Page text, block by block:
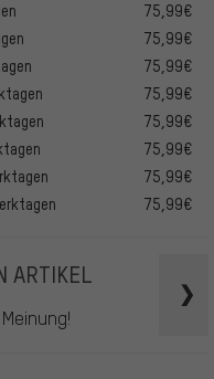
75,99€
75,99€
75,99€
75,99€
75,99€
75,99€
75,99€
75,99€
ARTIKEL